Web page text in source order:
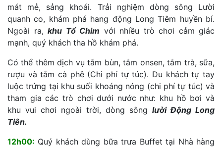
mát mẻ, sảng khoái. Trải nghiệm dòng sông Lười
quanh co, khám phá hang động Long Tiêm huyền bí.
Ngoài ra, khu Tổ Chim với nhiều trò chơi cảm giác
mạnh, quý khách tha hồ khám phá.
Có thể thêm dịch vụ tắm bùn, tắm onsen, tắm trà, sữa,
rượu và tắm cà phê (Chi phí tự túc). Du khách tự tay
luộc trứng tại khu suối khoáng nóng (chi phí tự túc) và
tham gia các trò chơi dưới nước như: khu hồ bơi và
khu vui chơi ngoài trời, dòng sông lười Động Long
Tiên.
12h00: Quý khách dùng bữa trưa Buffet tại Nhà hàng